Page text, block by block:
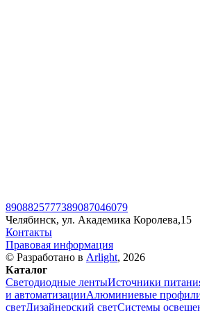
8908825777389087046079
Челябинск, ул. Академика Королева,15
Контакты
Правовая информация
© Разработано в Arlight, 2026
Каталог
Светодиодные лентыИсточники
и автоматизацииАлюминиевые
светДизайнерский светСистемы